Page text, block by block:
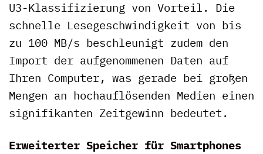
U3-Klassifizierung von Vorteil. Die
schnelle Lesegeschwindigkeit von bis
zu 100 MB/s beschleunigt zudem den
Import der aufgenommenen Daten auf
Ihren Computer, was gerade bei großen
Mengen an hochauflösenden Medien einen
signifikanten Zeitgewinn bedeutet.
Erweiterter Speicher für Smartphones